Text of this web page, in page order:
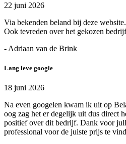
22 juni 2026
Via bekenden beland bij deze
Ook tevreden over het gekozen
- Adriaan van de Brink
Lang leve google
18 juni 2026
Na even googelen kwam ik uit op
oog zag het er degelijk uit dus direct
positief over dit bedrijf. Dank voor
professional voor de juiste prijs te